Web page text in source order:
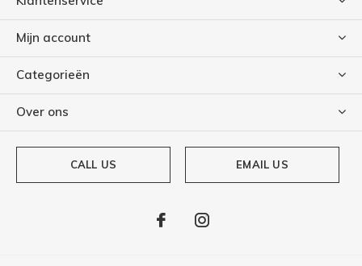
Mijn account
Categorieën
Over ons
CALL US EMAIL US